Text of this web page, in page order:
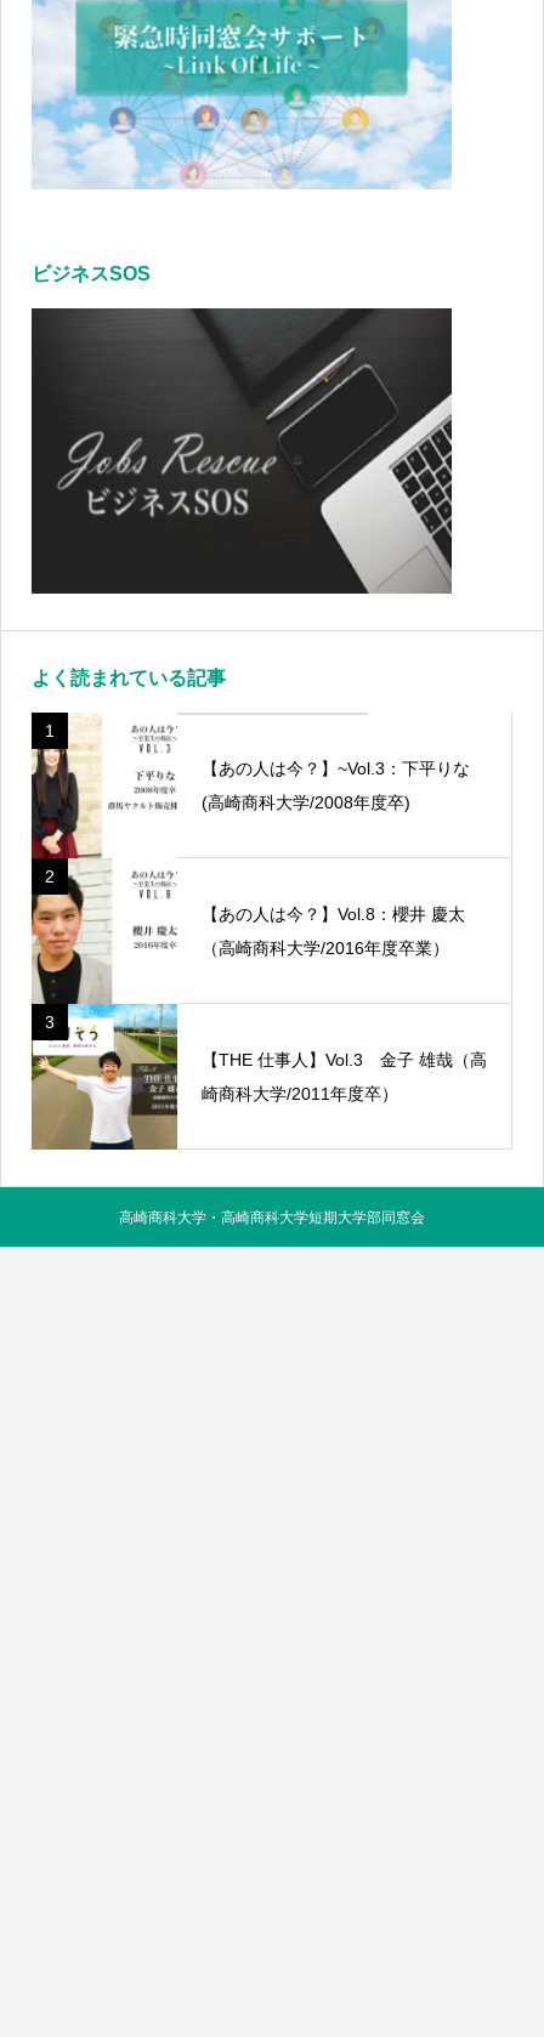
ビジネスSOS
よく読まれている記事
1
【あの人は今？】~Vol.3：下平りな
(高崎商科大学/2008年度卒)
2
【あの人は今？】Vol.8：櫻井 慶太
（高崎商科大学/2016年度卒業）
3
【THE 仕事人】Vol.3 金子 雄哉（高
崎商科大学/2011年度卒）
高崎商科大学・高崎商科大学短期大学部同窓会